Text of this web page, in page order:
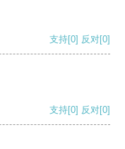
支持[0] 反对[0]
支持[0] 反对[0]